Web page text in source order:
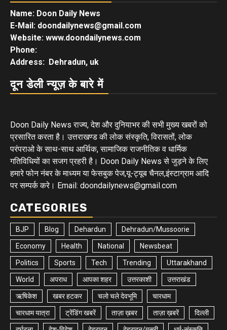
Name: Doon Daily News
E-Mail: doondailynews@gmail.com
Website: www.doondailynews.com
Phone:
Address: Dehradun, uk
दून डेली न्यूज़ के बारे में
Doon Daily News राज्य, देश और दुनियाभर की सभी मुख्य खबरों को
प्रसारित करता है। उत्तराखण्ड की लोक संस्कृति, विरासतों, लोक
परंपराओ के साथ-साथ आर्थिक, सामाजिक राजनीतिक व धार्मिक
गतिविधियों का सजग प्रहरी है। Doon Daily News से जुड़ने के लिए
हमारे फोन नंबर के माध्यम या फेसबुक पेज,यू-ट्यूब चैनल,इंस्टाग्राम आदि
पर सम्पर्क करे। Email: doondailynews@gmail.com
CATEGORIES
BJP Blog Dehardun Dehradun/Mussoorie
Economy Health National Newsbeat
Politics Sports Tech Trending Uttarakhand
World अपराध आपका शहर उत्तरकाशी उत्तराखंड
ऋषिकेश खबर हटकर चलो चले देवभूमि चारधाम
चारधाम यात्रा ट्रेंडिंग खबरें ताज़ा ख़बर ताज़ा ख़बरें दिल्ली